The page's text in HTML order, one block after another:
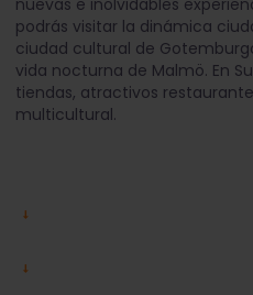
nuevas e inolvidables
podrás visitar la dinámica
ciudad cultural de
vida nocturna de Malmö. En
tiendas, atractivos
multicultural.